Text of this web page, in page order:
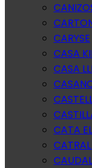
CARYSE
CASA
CASA
CATA